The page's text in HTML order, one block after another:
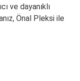
ve dayanıklı
Önal Pleksi ile